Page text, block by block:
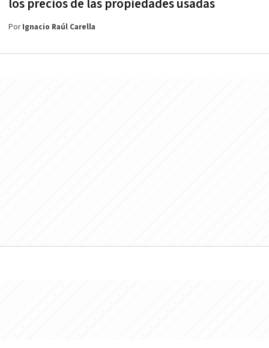
los precios de las propiedades usadas
PorIgnacio Raúl Carella